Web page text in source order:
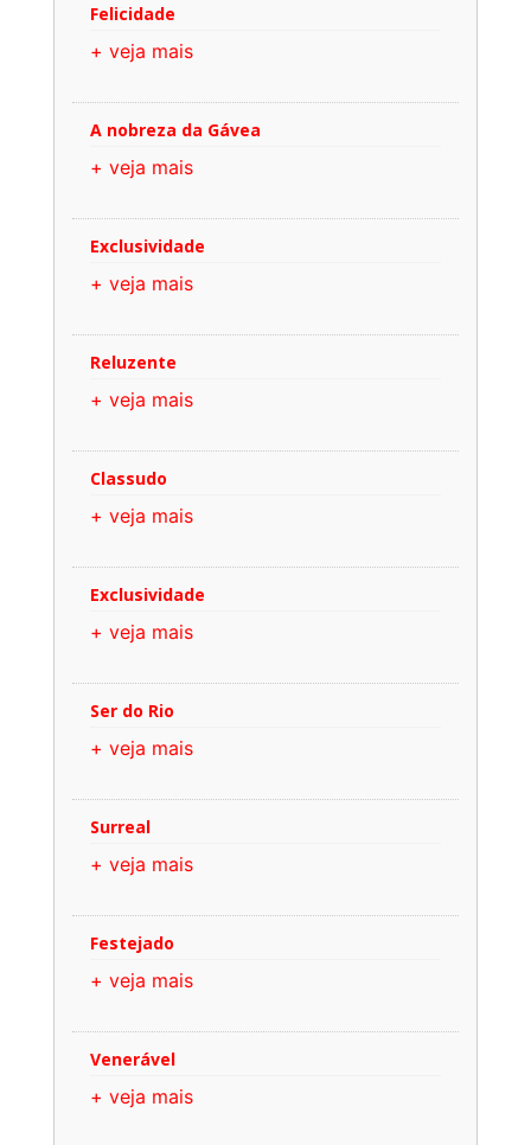
Felicidade
+ veja mais
A nobreza da Gávea
+ veja mais
Exclusividade
+ veja mais
Reluzente
+ veja mais
Classudo
+ veja mais
Exclusividade
+ veja mais
Ser do Rio
+ veja mais
Surreal
+ veja mais
Festejado
+ veja mais
Venerável
+ veja mais